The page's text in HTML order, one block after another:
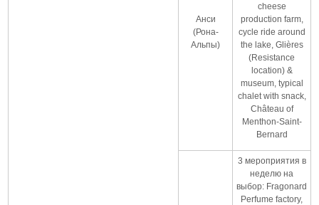
Анси
(Рона-
Альпы)
cheese
production farm,
cycle ride around
the lake, Glières
(Resistance
location) &
museum, typical
chalet with snack,
Château of
Menthon-Saint-
Bernard
3 мероприятия в
неделю на
выбор: Fragonard
Perfume factory,